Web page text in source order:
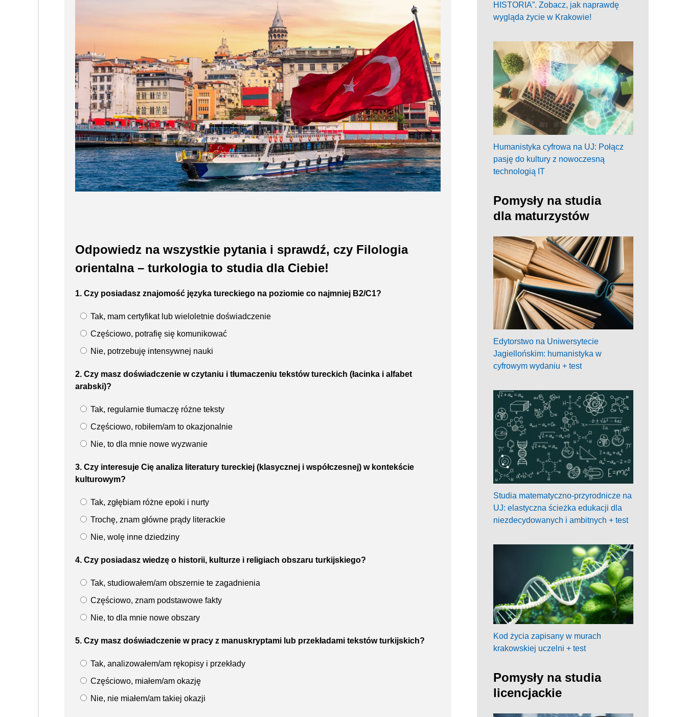
Odpowiedz na wszystkie pytania i sprawdź, czy Filologia
orientalna – turkologia to studia dla Ciebie!
1. Czy posiadasz znajomość języka tureckiego na poziomie co najmniej B2/C1?
Tak, mam certyfikat lub wieloletnie doświadczenie
Częściowo, potrafię się komunikować
Nie, potrzebuję intensywnej nauki
2. Czy masz doświadczenie w czytaniu i tłumaczeniu tekstów tureckich (łacinka i alfabet
arabski)?
Tak, regularnie tłumaczę różne teksty
Częściowo, robiłem/am to okazjonalnie
Nie, to dla mnie nowe wyzwanie
3. Czy interesuje Cię analiza literatury tureckiej (klasycznej i współczesnej) w kontekście
kulturowym?
Tak, zgłębiam różne epoki i nurty
Trochę, znam główne prądy literackie
Nie, wolę inne dziedziny
4. Czy posiadasz wiedzę o historii, kulturze i religiach obszaru turkijskiego?
Tak, studiowałem/am obszernie te zagadnienia
Częściowo, znam podstawowe fakty
Nie, to dla mnie nowe obszary
5. Czy masz doświadczenie w pracy z manuskryptami lub przekładami tekstów turkijskich?
Tak, analizowałem/am rękopisy i przekłady
Częściowo, miałem/am okazję
Nie, nie miałem/am takiej okazji
HISTORIA”. Zobacz, jak naprawdę
wygląda życie w Krakowie!
Humanistyka cyfrowa na UJ: Połącz
pasję do kultury z nowoczesną
technologią IT
Pomysły na studia
dla maturzystów
Edytorstwo na Uniwersytecie
Jagiellońskim: humanistyka w
cyfrowym wydaniu + test
Studia matematyczno-przyrodnicze na
UJ: elastyczna ścieżka edukacji dla
niezdecydowanych i ambitnych + test
Kod życia zapisany w murach
krakowskiej uczelni + test
Pomysły na studia
licencjackie